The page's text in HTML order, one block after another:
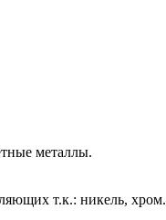
металлы.
т.к.: никель, хром.